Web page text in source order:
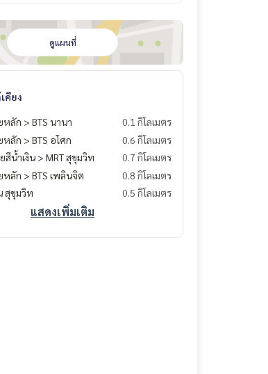
ดูแผนที่
คียง
หลัก > BTS นานา
0.1 กิโลเมตร
หลัก > BTS อโศก
0.6 กิโลเมตร
สีน้ำเงิน > MRT สุขุมวิท
0.7 กิโลเมตร
หลัก > BTS เพลินจิต
0.8 กิโลเมตร
สุขุมวิท
0.5 กิโลเมตร
แสดงเพิ่มเติม